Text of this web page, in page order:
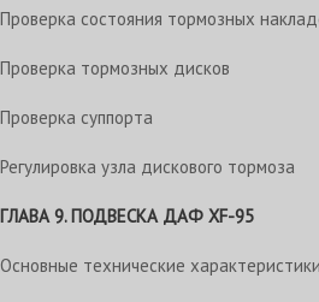
Проверка состояния тормозных
Проверка тормозных дисков
Проверка суппорта
Регулировка узла дискового тормоза
ГЛАВА 9. ПОДВЕСКА ДАФ XF-95
Основные технические характеристики